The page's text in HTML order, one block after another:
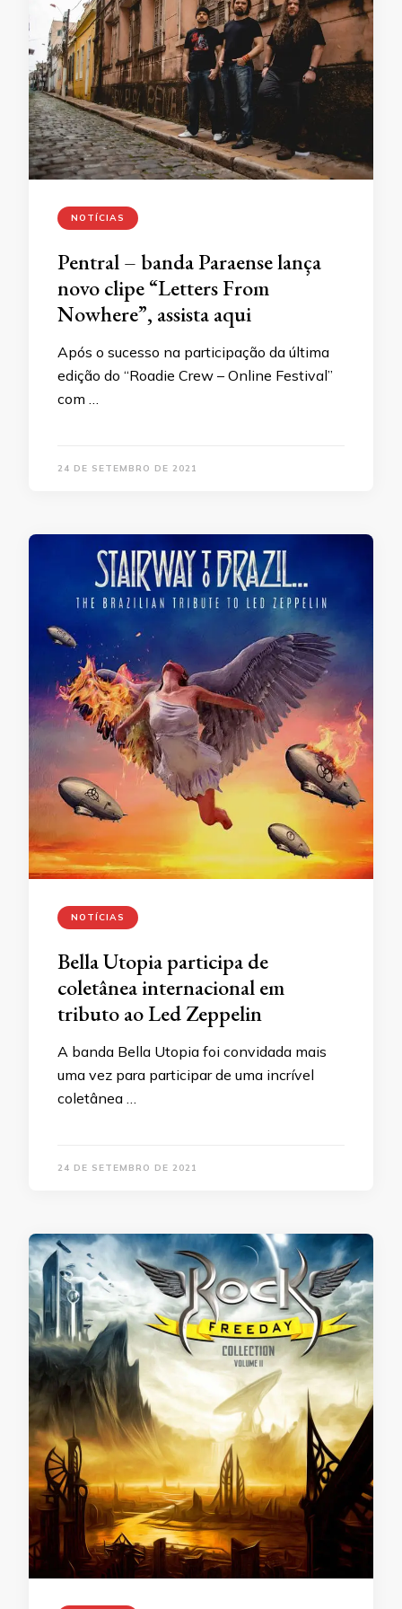
NOTÍCIAS
Pentral – banda Paraense lança
novo clipe “Letters From
Nowhere”, assista aqui
Após o sucesso na participação da última
edição do “Roadie Crew – Online Festival”
com …
24 DE SETEMBRO DE 2021
NOTÍCIAS
Bella Utopia participa de
coletânea internacional em
tributo ao Led Zeppelin
A banda Bella Utopia foi convidada mais
uma vez para participar de uma incrível
coletânea …
24 DE SETEMBRO DE 2021